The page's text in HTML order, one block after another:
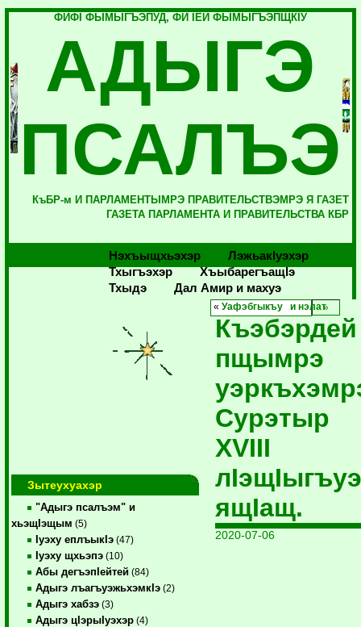
ФИФI ФЫМЫГЪЭПУД, ФИ IЕЙ ФЫМЫГЪЭПЩКIУ
АДЫГЭ
ПСАЛЪЭ
КъБР-м И ПАРЛАМЕНТЫМРЭ ПРАВИТЕЛЬСТВЭМРЭ Я ГАЗЕТ
ГАЗЕТА ПАРЛАМЕНТА И ПРАВИТЕЛЬСТВА КБР
Нэхъыщхьэхэр
Лэжьакlуэхэр
Тхыгъэхэр
Хъыбарегъащlэ
Тхыдэ
Дал Амир и махуэ
Зытеухуахэр
"Адыгэ псалъэм" и
хьэщIэщым (5)
Iуэху еплъыкIэ (47)
Iуэху щхьэпэ (10)
Абы дегъэпIейтей (84)
Адыгэ лъагъуэжьхэмкIэ (2)
Адыгэ хабзэ (3)
Адыгэ цIэрыIуэхэр (4)
«Уафэбгыкъу и нэлат
Къэбэрдей
пщымрэ
Сурэтыр
ХVIII
ящIащ.
2020-07-06